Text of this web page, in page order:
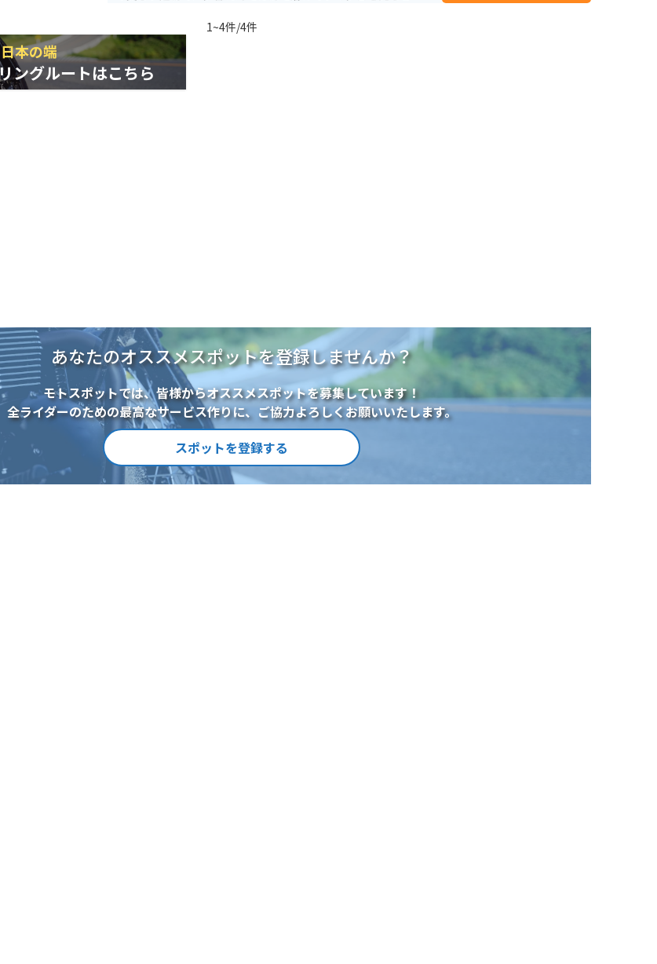
す。灯台までは駐車場から徒歩で20〜30分。灯台までの道はア
ップダウンもあり少し疲れますが、灯台につくとその疲れも吹き
飛びます。岬からの眺めは素晴らしく、宇和海のおだやかな景観
を楽しめます。 他にも、地形を活かした絶景や地元グルメを堪
能することができます。また、「佐田岬メロディーライン」と呼
1~4件/4件
日本の端
ングルートはこちら
あなたのオススメスポットを登録しませんか？
モトスポットでは、皆様からオススメスポットを募集しています！
全ライダーのための最高なサービス作りに、ご協力よろしくお願いいたします。
スポットを登録する